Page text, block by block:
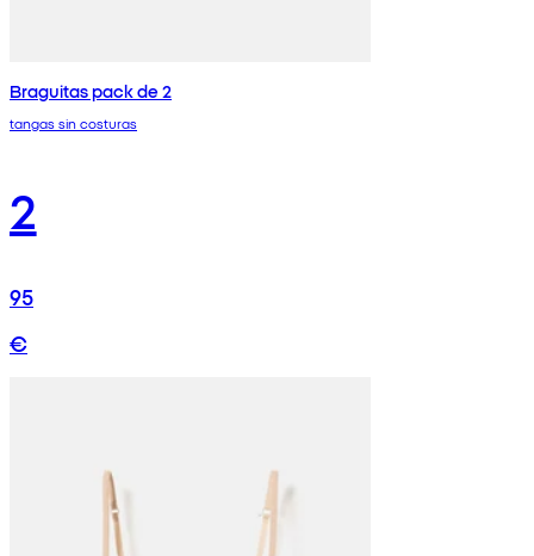
Braguitas pack de 2
tangas sin costuras
2
95
€